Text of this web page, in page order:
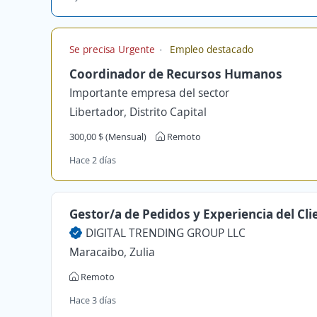
Se precisa Urgente Empleo destacado
Coordinador de Recursos Humanos
Importante empresa del sector
Libertador, Distrito Capital
300,00 $ (Mensual)
Remoto
Hace 2 días
Gestor/a de Pedidos y Experiencia del
DIGITAL TRENDING GROUP LLC
Maracaibo, Zulia
Remoto
Hace 3 días